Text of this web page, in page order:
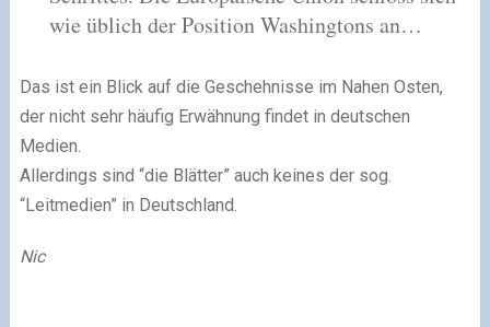
wie üblich der Position Washingtons an…
Das ist ein Blick auf die Geschehnisse im Nahen Osten,
der nicht sehr häu­fig Erwähnung fin­det in deut­schen
Medien.
Allerdings sind “die Blätter” auch kei­nes der sog.
“Leitmedien” in Deutschland.
Nic